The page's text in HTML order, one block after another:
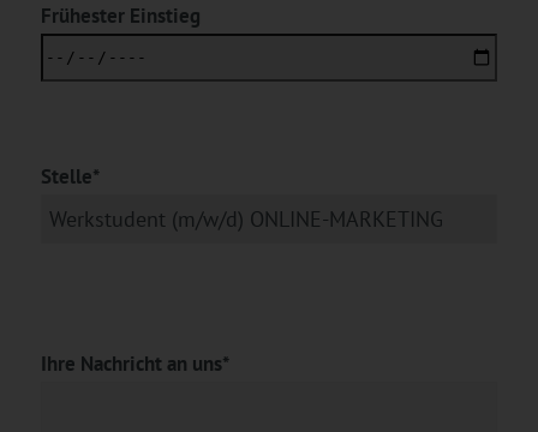
Frühester Einstieg
Stelle*
Ihre Nachricht an uns*